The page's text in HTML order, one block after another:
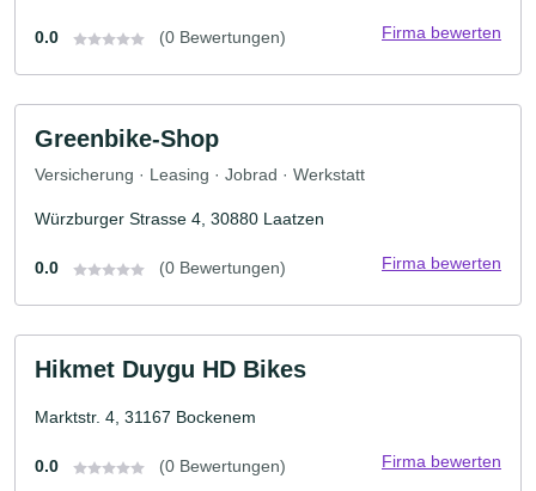
0.0 (0 Bewertungen) Firma bewerten
Greenbike-Shop
Versicherung · Leasing · Jobrad · Werkstatt
Würzburger Strasse 4, 30880 Laatzen
0.0 (0 Bewertungen) Firma bewerten
Hikmet Duygu HD Bikes
Marktstr. 4, 31167 Bockenem
0.0 (0 Bewertungen) Firma bewerten